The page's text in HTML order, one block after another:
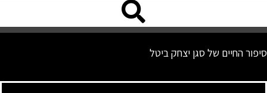
סיפור החיים של סגן יצחק ביטל